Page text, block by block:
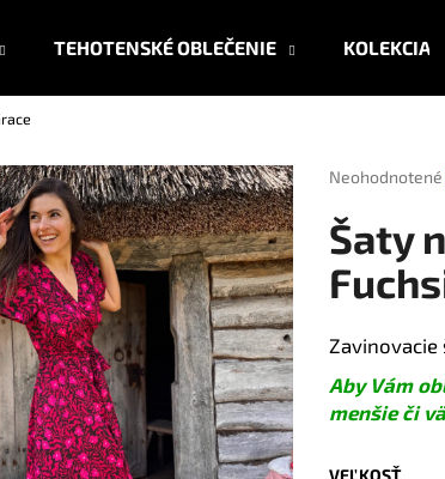
TEHOTENSKÉ OBLEČENIE KOLEKCIA
Priemerné
produktu
je
0,0
z
hviezdičiek.
Neohodnotené
Šaty
Zavinovacie
Aby Vám
menšie či
VEĽKOSŤ
nájsť?
HĽADAŤ